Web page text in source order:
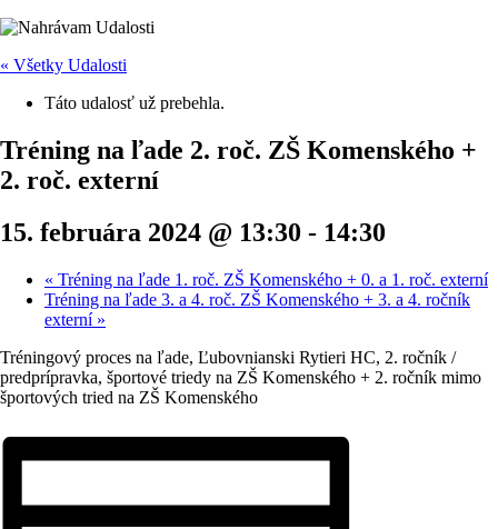
« Všetky Udalosti
Táto udalosť už prebehla.
Tréning na ľade 2. roč. ZŠ Komenského +
2. roč. externí
15. februára 2024 @ 13:30 - 14:30
« Tréning na ľade 1. roč. ZŠ Komenského + 0. a 1. roč. externí
Tréning na ľade 3. a 4. roč. ZŠ Komenského + 3. a 4. ročník
externí »
Tréningový proces na ľade, Ľubovnianski Rytieri HC, 2. ročník /
predprípravka, športové triedy na ZŠ Komenského + 2. ročník mimo
športových tried na ZŠ Komenského